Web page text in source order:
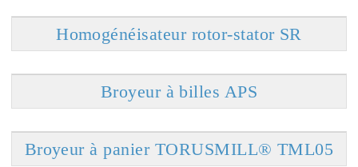
Homogénéisateur rotor-stator SR
Broyeur à billes APS
Broyeur à panier TORUSMILL® TML05